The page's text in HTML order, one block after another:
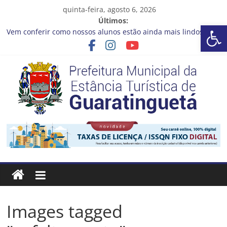
quinta-feira, agosto 6, 2026
Últimos:
Vem conferir como nossos alunos estão ainda mais lindos!
Guaratinguetá realizará ação de vacinação contra a Febre
Amarela na região da Rocinha
Capacitação e inovação para uma gestão pública mais
eficiente!
NOVO CURSO no Qualifica Guará 2026!
Prefeitura de Guaratinguetá entrega revitalização da Praça
Coelho Neto
Prefeitura
Estância
Turística
Guaratinguetá
Images tagged